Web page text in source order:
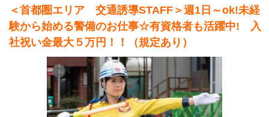
＜首都圏エリア 交通誘導STAFF＞週1日～ok!未経
験から始める警備のお仕事☆有資格者も活躍中! 入
社祝い金最大５万円！！（規定あり）